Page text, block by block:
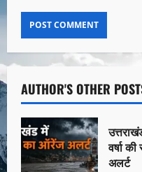
AUTHOR'S OTHER
वर्षा
अलर्ट